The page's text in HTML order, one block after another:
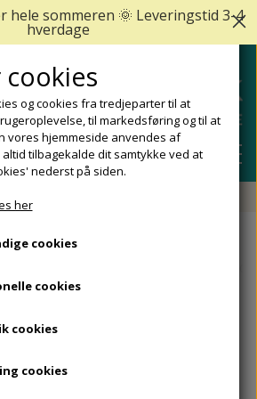
SHOP
FODCREMER
NEGLESVAMP
FODPLEJE OG NEGLEPLEJE
OG FODHØVLE
OG AFLASTNINGER
SEVERS SYNDROM
MÆRKER
DKK - Levering 1-2 hverdage
og cookies fra tredjeparter til at
til markedsføring og til at
vores hjemmeside anvendes af
tilbagekalde dit samtykke ved at
nederst på siden.
her
cookies
cookies
cookies
cookies
hele sommeren 🌞 Leveringstid 3-4
hverdage